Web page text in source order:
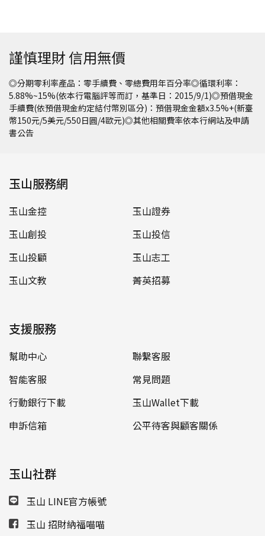
謹慎理財 信用無價
◎分期零利率產品：零手續費、零總費用年百分率◎循環利率：
5.88%~15%(依本行電腦評等而訂，基準日：2015/9/1)◎預借現金
手續費(依預借現金約定結付幣別區分)：預借現金金額x3.5%+(新臺
幣150元/5美元/550日圓/4歐元)◎其他相關費率依本行網站及申請
書公告
玉山服務網
玉山金控
玉山證券
玉山創投
玉山投信
玉山投顧
玉山志工
玉山文教
菁英招募
支援服務
幫助中心
聯繫客服
智能客服
常見問題
行動銀行下載
玉山Wallet下載
申訴信箱
公平待客與顧客關係
玉山社群
玉山 LINE官方帳號
玉山 招財納福喵喵